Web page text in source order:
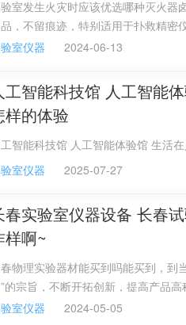
室发生火灾时应该优选哪种灭火器
，不留痕迹，特别适用于扑救精密
易爆药品常有，一旦实验室发生了
室仪器 2024-06-13
工智能科技馆 人工智能
样的体验
智能科技馆 人工智能体验馆 生活
室仪器
2025-07-27
春实验室仪器设备 长春
样啊~
物理实验器材能买到吗能买到，到
的宗旨，不断开拓创新，提高产品
技术指标达到国际先进水平，产品
室仪器 2024-05-05